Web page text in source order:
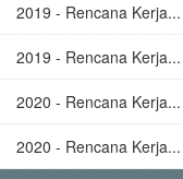
2019 - Rencana Kerja...
2019 - Rencana Kerja...
2020 - Rencana Kerja...
2020 - Rencana Kerja...